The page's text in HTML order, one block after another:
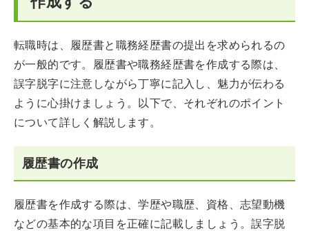
転職時は、履歴書と職務経歴書の提出を求められるの
が一般的です。履歴書や職務経歴書を作成する際は、
誤字脱字に注意しながら丁寧に記入し、魅力が伝わる
ように心掛けましょう。以下で、それぞれのポイント
について詳しく解説します。
履歴書の作成
履歴書を作成する際は、学歴や職歴、資格、志望動機
などの基本的な項目を正確に記載しましょう。誤字脱